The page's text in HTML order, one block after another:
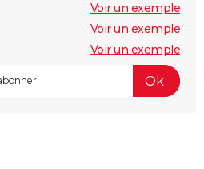
Voir un exemple
Voir un exemple
Voir un exemple